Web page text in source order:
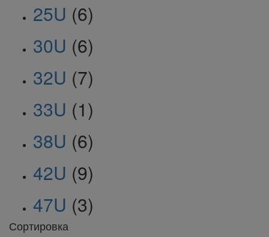
25U (6)
30U (6)
32U (7)
33U (1)
38U (6)
42U (9)
47U (3)
Сортировка